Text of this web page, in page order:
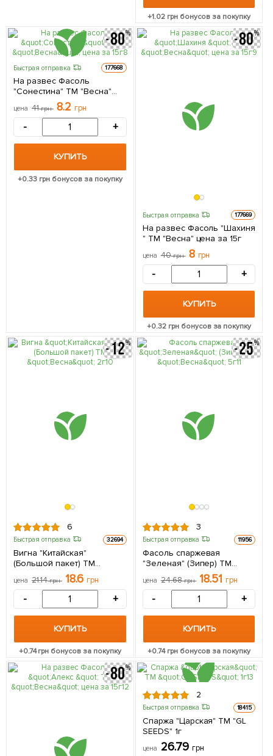
+1.02 грн бонусов за покупку
Быстрая отправка 177668
На развес Фасоль
"Сонестина" ТМ "Весна"
цена за 15г
цена 41грн 8.2 грн
- +
КУПИТЬ
+0.33 грн бонусов за покупку
Быстрая отправка 177669
На развес Фасоль "Шахиня
" ТМ "Весна" цена за 15г
цена 40грн 8 грн
- +
КУПИТЬ
+0.32грн бонусов за покупку
6
Быстрая отправка 32694
Вигна "Китайская"
(Большой пакет) ТМ
цена 21.14грн 18.6 грн
- +
КУПИТЬ
+0.74грн бонусов за покупку
3
Быстрая отправка 11956
Фасоль спаржевая
"Зеленая" (Зипер) ТМ
цена 24.68грн 18.51 грн
- +
КУПИТЬ
+0.74грн бонусов за покупку
2
Быстрая отправка 18415
Спаржа "Царская" ТМ "GL
SEEDS" 1г
цена 26.79 грн